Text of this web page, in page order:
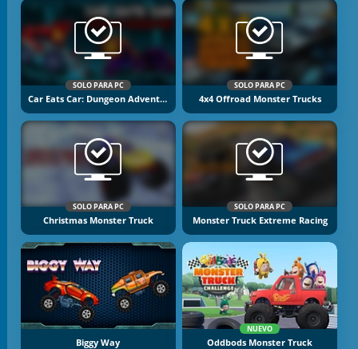
SOLO PARA PC
Car Eats Car: Dungeon Adventure
SOLO PARA PC
4x4 Offroad Monster Trucks
SOLO PARA PC
Christmas Monster Truck
SOLO PARA PC
Monster Truck Extreme Racing
Biggy Way
NUEVO
Oddbods Monster Truck